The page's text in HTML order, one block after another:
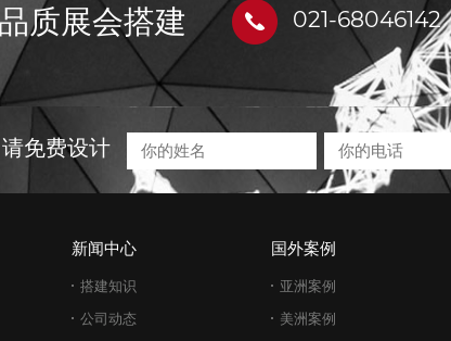
质展会搭建 021-68046142
免费设计
新闻中心
搭建知识
公司动态
国外案例
亚洲案例
美洲案例